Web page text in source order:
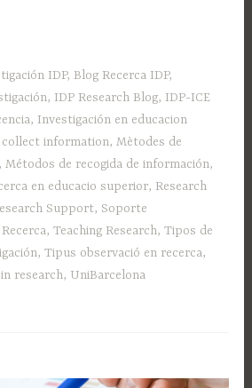
IDP, Blog Recerca IDP,
, IDP Research Blog, IDP-ICE
, Investigación en educacion
information,Mètodes de
,Métodos de recogida de información,
en educacio superior, Research
Support, Soporte
,Teaching Research,Tipos de
,Tipus observació en recerca,
research, UniBarcelona